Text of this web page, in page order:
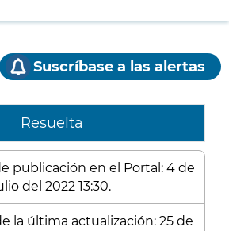
Suscríbase a las alertas
Resuelta
publicación en el Portal: 4 de
del 2022 13:30.
la última actualización: 25 de